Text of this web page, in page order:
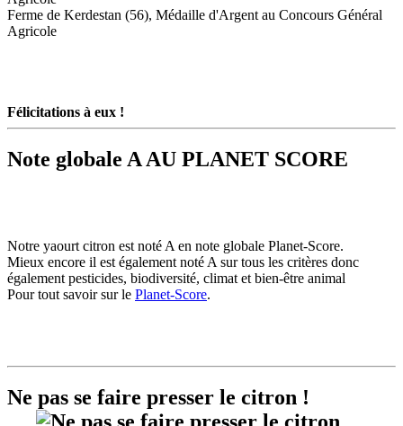
Ferme de Kerdestan (56), Médaille d'Argent au Concours Général
Agricole
Félicitations à eux !
Note globale A AU PLANET SCORE
Notre yaourt citron est noté A en note globale Planet-Score.
Mieux encore il est également noté A sur tous les critères donc
également pesticides, biodiversité, climat et bien-être animal
Pour tout savoir sur le Planet-Score.
Ne pas se faire presser le citron !